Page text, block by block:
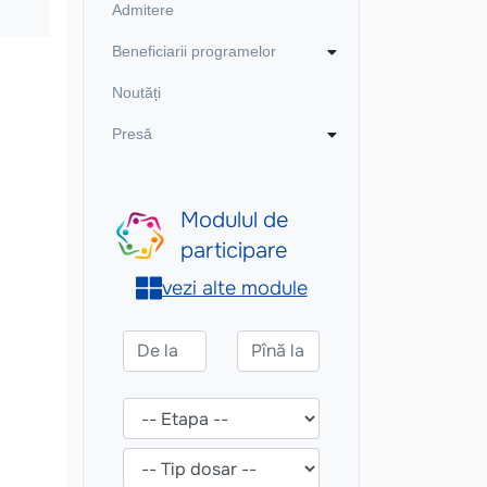
Admitere
Beneficiarii programelor
Noutăți
Presă